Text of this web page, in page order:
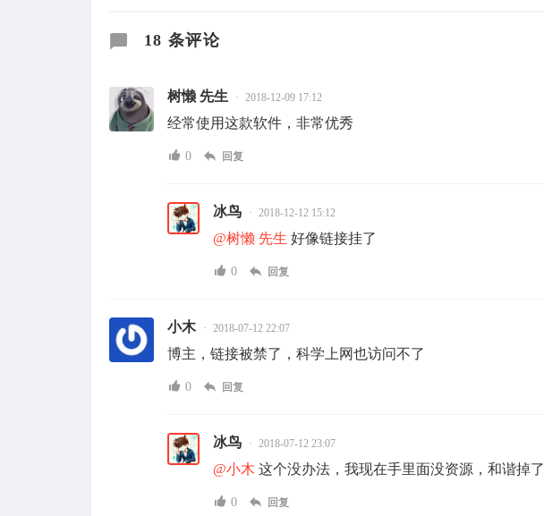
18 条评论
树懒 先生 2018-12-09 17:12
经常使用这款软件，非常优秀
0 回复
冰鸟 2018-12-12 15:12
@树懒 先生 好像链接挂了
0 回复
小木 2018-07-12 22:07
博主，链接被禁了，科学上网也访问不了
0 回复
冰鸟 2018-07-12 23:07
@小木 这个没办法，我现在手里面没资源，和谐掉了
0 回复